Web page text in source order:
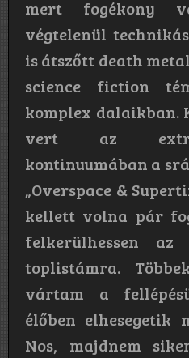
mert fogékony
végtelenül
is átszőtt death
science fiction
komplex dalaikban.
vert az
kontinuumában a
„Overspace &
kellett volna pár
felkerülhessen
toplistámra.
vártam a
élőben elhesegetik
Nos, majdnem